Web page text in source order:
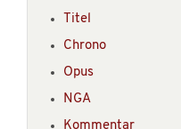
Titel
Chrono
Opus
NGA
Kommentar